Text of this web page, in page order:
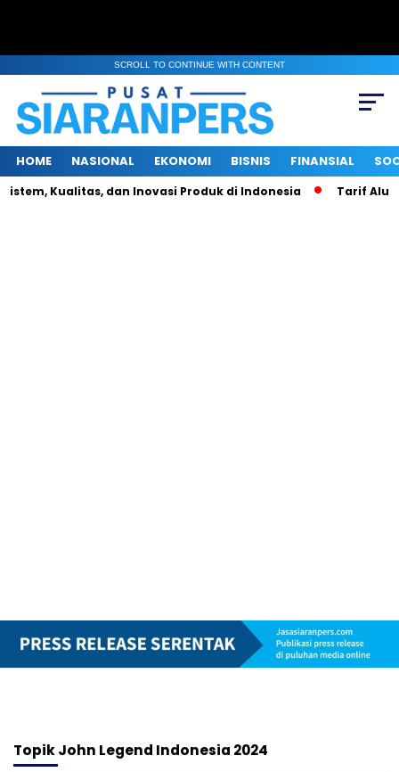
SCROLL TO CONTINUE WITH CONTENT
HOME NASIONAL EKONOMI BISNIS FINANSIAL
Kualitas, dan Inovasi Produk di Indonesia Tarif
TopikJohn Legend Indonesia 2024